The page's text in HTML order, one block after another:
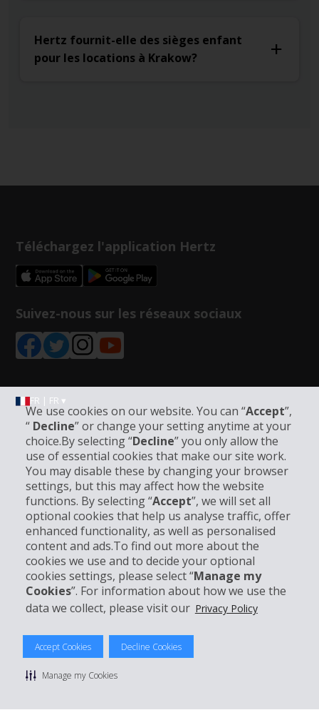
We use cookies on our website. You can “Accept”,
“ Decline” or change your setting anytime at your
choice.By selecting “Decline” you only allow the
use of essential cookies that make our site work.
You may disable these by changing your browser
settings, but this may affect how the website
functions. By selecting “Accept”, we will set all
optional cookies that help us analyse traffic, offer
enhanced functionality, as well as personalised
content and ads.To find out more about the
cookies we use and to decide your optional
cookies settings, please select “Manage my
Cookies”. For information about how we use the
data we collect, please visit our Privacy Policy
Accept Cookies Decline Cookies
Manage my Cookies
Hertz fournit-elle des sièges enfant
pour les locations à Krakow?
Téléchargez l'application Hertz
Suivez-nous sur les réseaux sociaux
FR | FR ▾
Informations sur l'entreprise
Entreprise
Support client
Réserver avec Hertz
© 2026 The Hertz System, Inc.
Politique de confidentialité | Conditions d'utilisation du site
Conditions de location
Gérer mes cookies